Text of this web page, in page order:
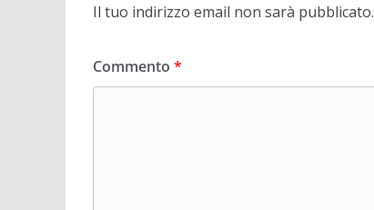
Il tuo indirizzo email non sarà pubblicato.
Commento *